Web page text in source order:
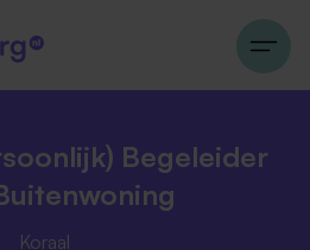
Begeleider
Koraal